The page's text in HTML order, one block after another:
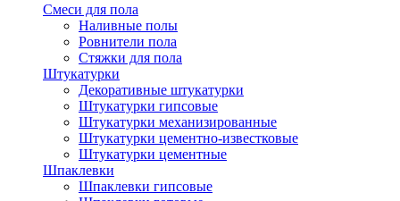
Смеси для пола
Наливные полы
Ровнители пола
Стяжки для пола
Штукатурки
Декоративные штукатурки
Штукатурки гипсовые
Штукатурки механизированные
Штукатурки цементно-известковые
Штукатурки цементные
Шпаклевки
Шпаклевки гипсовые